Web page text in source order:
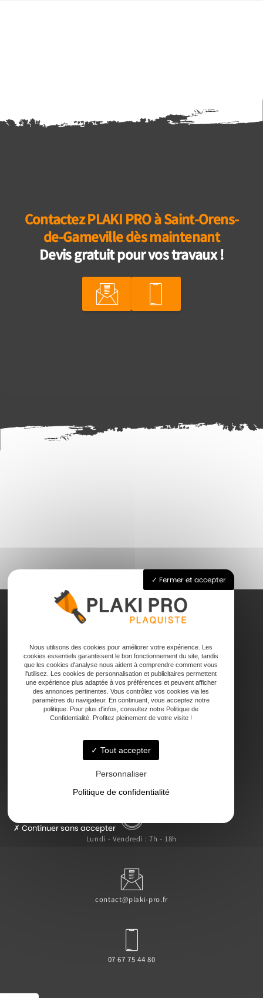
Contactez PLAKI PRO à Saint-Orens-
de-Gameville dès maintenant
Devis gratuit pour vos travaux !
Accueil
Pose de plaque de plâtre
Joints
Faux plafond
Contact
47000 Agen
Lundi - Vendredi : 7h - 18h
contact@plaki-pro.fr
07 67 75 44 80
Fermer et accepter
Nous utilisons des cookies pour améliorer votre expérience. Les
cookies essentiels garantissent le bon fonctionnement du site, tandis
que les cookies d'analyse nous aident à comprendre comment vous
l'utilisez. Les cookies de personnalisation et publicitaires permettent
une expérience plus adaptée à vos préférences et peuvent afficher
des annonces pertinentes. Vous contrôlez vos cookies via les
paramètres du navigateur. En continuant, vous acceptez notre
politique. Pour plus d'infos, consultez notre Politique de
Confidentialité. Profitez pleinement de votre visite !
Tout accepter
Personnaliser
Politique de confidentialité
Continuer sans accepter